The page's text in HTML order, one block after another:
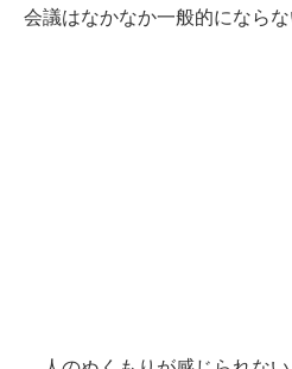
会議はなかなか一般的にならな